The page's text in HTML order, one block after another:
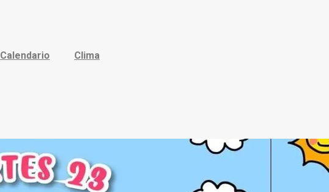
Calendario Clima